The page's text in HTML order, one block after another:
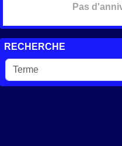
Pas
RECHERCHE